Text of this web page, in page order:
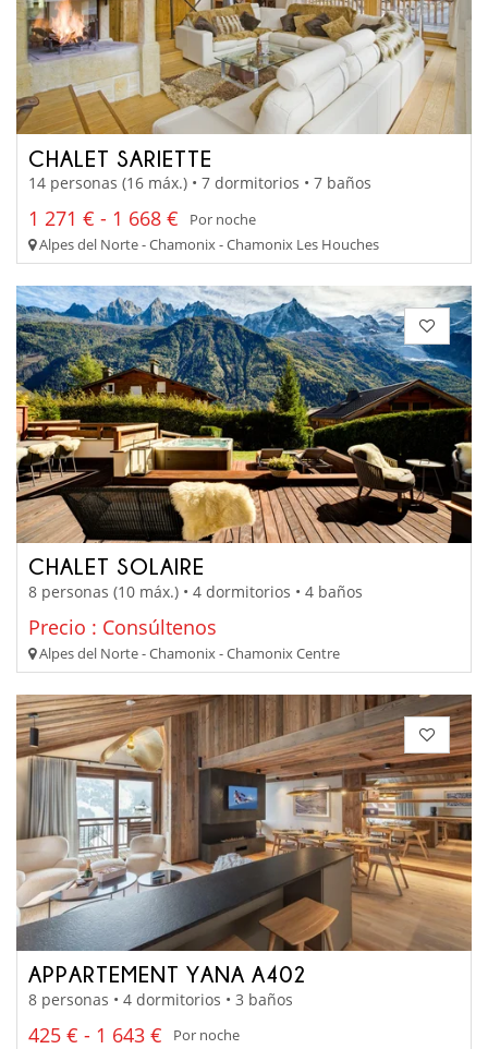
CHALET SARIETTE
14 personas (16 máx.) • 7 dormitorios • 7 baños
1 271 € - 1 668 €
Por noche
Alpes del Norte - Chamonix - Chamonix Les Houches
CHALET SOLAIRE
8 personas (10 máx.) • 4 dormitorios • 4 baños
Precio : Consúltenos
Alpes del Norte - Chamonix - Chamonix Centre
APPARTEMENT YANA A402
8 personas • 4 dormitorios • 3 baños
425 € - 1 643 €
Por noche